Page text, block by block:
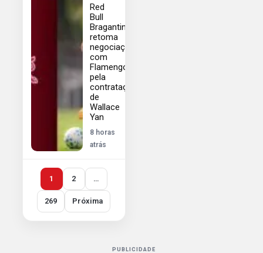
Red
Bull
Bragantino
retoma
negociações
com
Flamengo
pela
contratação
de
Wallace
Yan
8 horas
atrás
1 2 …
269 Próxima
PUBLICIDADE